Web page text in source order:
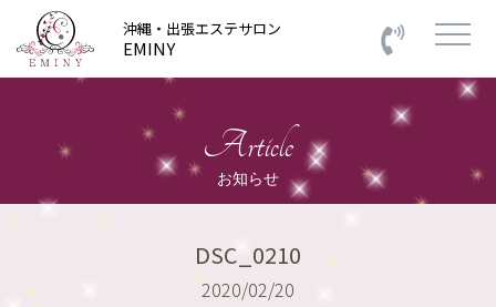
沖縄・出張エステサロン
EMINY
Article
お知らせ
DSC_0210
2020/02/20